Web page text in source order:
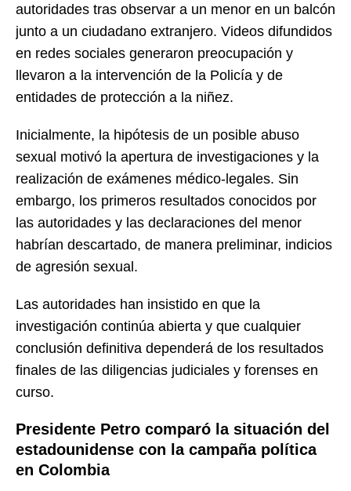
autoridades tras observar a un menor en un balcón
junto a un ciudadano extranjero. Videos difundidos
en redes sociales generaron preocupación y
llevaron a la intervención de la Policía y de
entidades de protección a la niñez.
Inicialmente, la hipótesis de un posible abuso
sexual motivó la apertura de investigaciones y la
realización de exámenes médico-legales. Sin
embargo, los primeros resultados conocidos por
las autoridades y las declaraciones del menor
habrían descartado, de manera preliminar, indicios
de agresión sexual.
Las autoridades han insistido en que la
investigación continúa abierta y que cualquier
conclusión definitiva dependerá de los resultados
finales de las diligencias judiciales y forenses en
curso.
Presidente Petro comparó la situación del
estadounidense con la campaña política
en Colombia